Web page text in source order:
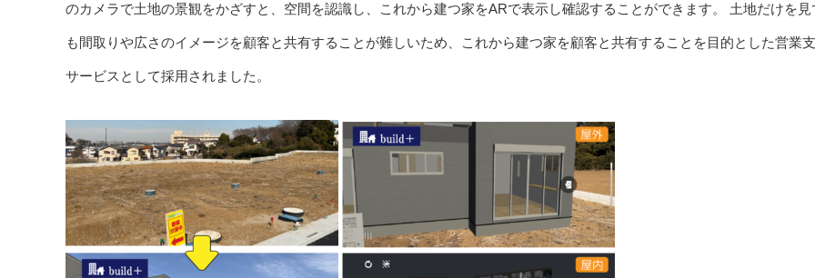
のカメラで土地の景観をかざすと、空間を認識し、これから建つ家をARで表示し確認することができます。 土地だけを見
も間取りや広さのイメージを顧客と共有することが難しいため、これから建つ家を顧客と共有することを目的とした営業
サービスとして採用されました。